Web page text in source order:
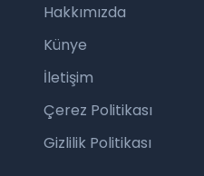
Hakkımızda
Künye
İletişim
Çerez Politikası
Gizlilik Politikası